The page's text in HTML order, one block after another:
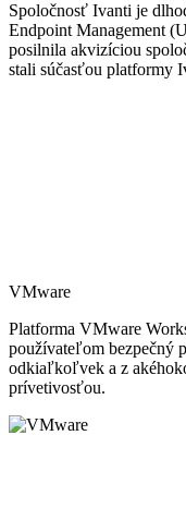
Spoločnosť Ivanti je
Endpoint Management
posilnila akvizíciou
stali súčasťou platformy
VMware
Platforma VMware
používateľom bezpečný
odkiaľkoľvek a z
prívetivosťou.